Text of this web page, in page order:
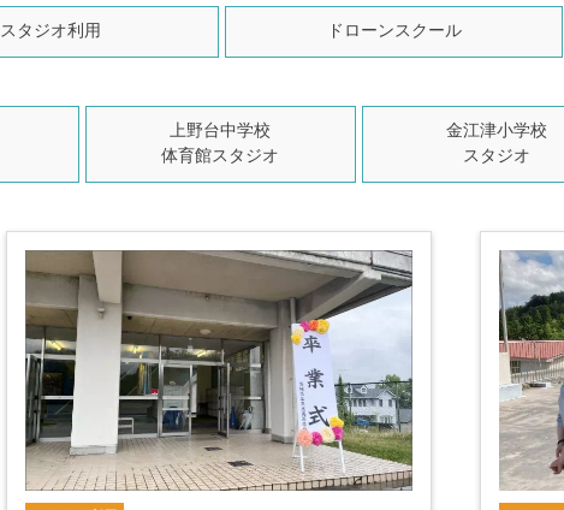
スタジオ利用 ドローンスクール
上野台中学校
体育館スタジオ
金江津小学校
スタジオ